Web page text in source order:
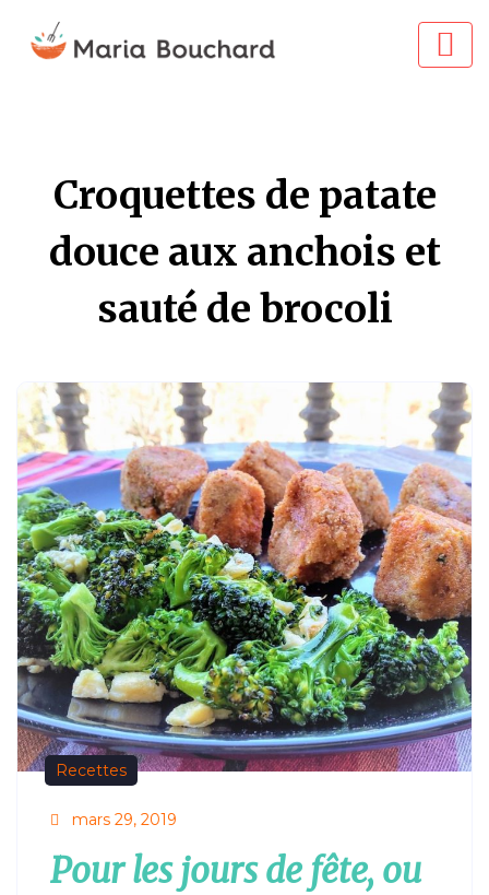
Croquettes de patate
douce aux anchois et
sauté de brocoli
Recettes
mars 29, 2019
Pour les jours de fête, ou